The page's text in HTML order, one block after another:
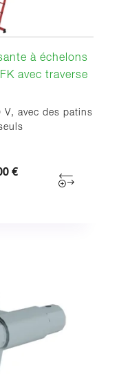
à échelons
avec traverse
V, avec des patins
€